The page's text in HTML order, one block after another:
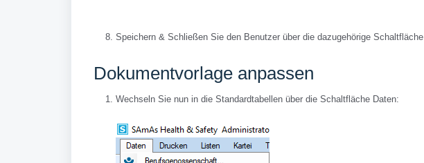
Speichern & Schließen Sie den Benutzer über die dazugehörige Schaltfläche
Dokumentvorlage anpassen
Wechseln Sie nun in die Standardtabellen über die Schaltfläche Daten: